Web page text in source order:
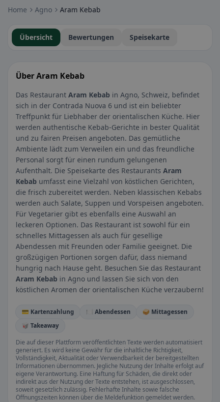
Home Agno Aram Kebab
Übersicht Bewertungen Speisekarte
Über Aram Kebab
Das Restaurant Aram Kebab in Agno, Schweiz, befindet
sich in der Contrada Nuova 6 und ist ein beliebter
Treffpunkt für Liebhaber der orientalischen Küche. Hier
werden authentische Kebab-Gerichte in bester Qualität
und zu fairen Preisen angeboten. Das gemütliche
Ambiente lädt zum Verweilen ein und das freundliche
Personal sorgt für einen rundum gelungenen
Aufenthalt. Die Speisekarte des Restaurants Aram
Kebab umfasst eine Vielzahl von köstlichen Gerichten,
die frisch zubereitet werden. Neben klassischen Kebabs
werden auch Salate, Suppen und Vorspeisen angeboten.
Für Vegetarier gibt es ebenfalls eine Auswahl an
leckeren Optionen. Das Restaurant ist sowohl für ein
schnelles Mittagessen als auch für gesellige
Abendessen mit Freunden oder Familie geeignet. Die
großzügigen Portionen sorgen dafür, dass niemand
hungrig nach Hause geht. Besuchen Sie das Restaurant
Aram Kebab in Agno und lassen Sie sich von den
köstlichen Aromen der orientalischen Küche verzaubern!
💳 Kartenzahlung 🍽️ Abendessen
🥪 Mittagessen
🥡 Takeaway
Die auf dieser Plattform veröffentlichten Texte werden automatisiert
generiert. Es wird keine Gewähr für die inhaltliche Richtigkeit,
Vollständigkeit, Aktualität oder Verwendbarkeit der bereitgestellten
Informationen übernommen. Jegliche Nutzung der Inhalte erfolgt auf
eigene Verantwortung. Eine Haftung für Schäden, die direkt oder
indirekt aus der Nutzung der Texte entstehen, ist ausgeschlossen,
soweit gesetzlich zulässig. Fehlerhafte Inhalte sowie falsche
Öffnungszeiten können über die Meldefunktion gemeldet werden.